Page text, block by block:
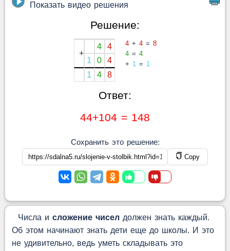
Показать видео решения
Решение:
+
4
4
1
0
4
1
4 8
4+ 4= 8
4= 4
+ 1= 1
Ответ:
44+104 = 148
Сохранить это решение:
Copy
Числа и сложение чисел должен знать каждый.
Об этом начинают знать дети еще до школы. И это
не удивительно, ведь уметь складывать это